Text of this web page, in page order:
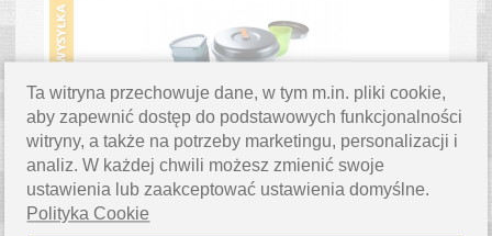
Zestaw naczyń GSI PINNACLE BACKPACKER
(1605075)
Ta witryna przechowuje dane, w tym m.in. pliki cookie,
aby zapewnić dostęp do podstawowych funkcjonalności
witryny, a także na potrzeby marketingu, personalizacji i
analiz. W każdej chwili możesz zmienić swoje
ustawienia lub zaakceptować ustawienia domyślne.
Polityka Cookie